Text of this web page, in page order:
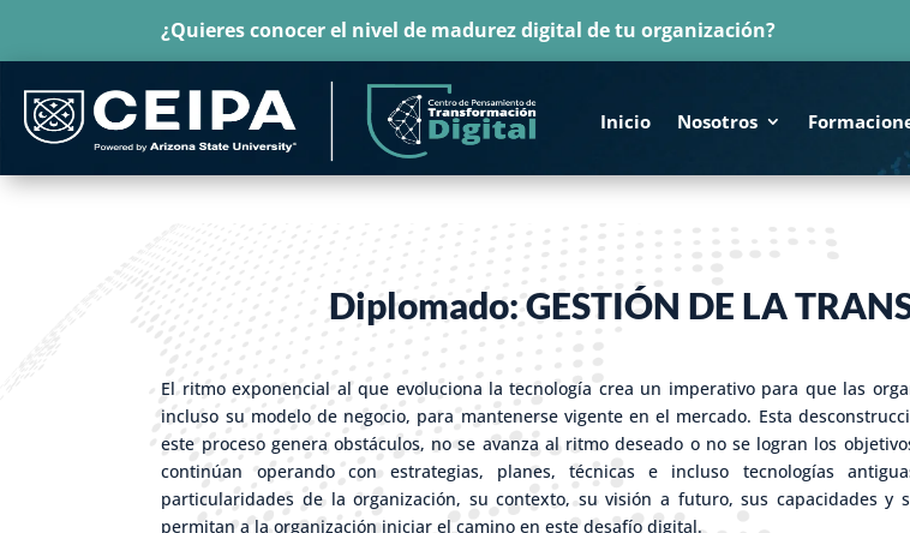
¿Quieres conocer el nivel de madurez digital de tu organización?
Inicio Nosotros
Diplomado: GESTIÓN DE LA
El ritmo exponencial al que evoluciona la tecnología crea un imperativo para que las
incluso su modelo de negocio, para mantenerse vigente en el mercado. Esta
este proceso genera obstáculos, no se avanza al ritmo deseado o no se logran los
continúan operando con estrategias, planes, técnicas e incluso tecnologías
particularidades de la organización, su contexto, su visión a futuro, sus capacidades
permitan a la organización iniciar el camino en este desafío digital.